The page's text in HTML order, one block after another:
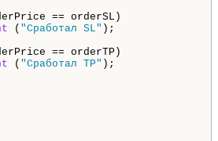
== orderSL)
( "Сработал SL" );
== orderTP)
( "Сработал TP" );